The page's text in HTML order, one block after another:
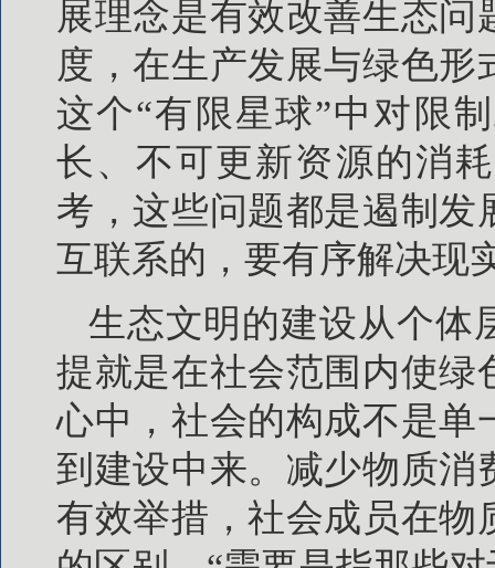
展理念是有效改善生态
度，在生产发展与绿色
这个“有限星球”中对限
长、不可更新资源的消
考，这些问题都是遏制
互联系的，要有序解决现
生态文明的建设从个体
提就是在社会范围内使绿
心中，社会的构成不是单
到建设中来。减少物质
有效举措，社会成员在物